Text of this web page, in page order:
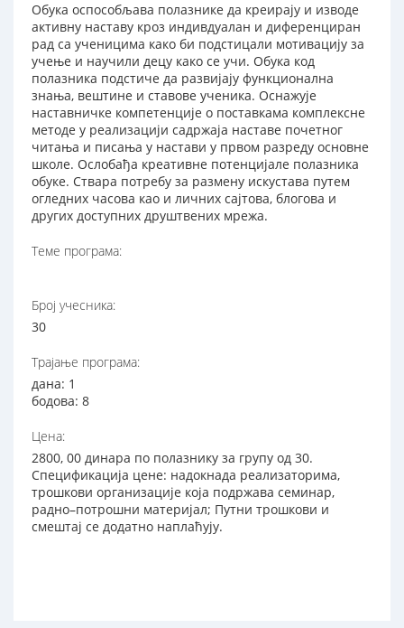
Обука оспособљава полазнике да креирају и изводе
активну наставу кроз индивдуалан и диференциран
рад са ученицима како би подстицали мотивацију за
учење и научили децу како се учи. Обука код
полазника подстиче да развијају функционална
знања, вештине и ставове ученика. Оснажује
наставничке компетенције о поставкама комплексне
методе у реализацији садржаја наставе почетног
читања и писања у настави у првом разреду основне
школе. Ослобађа креативне потенцијале полазника
обуке. Ствара потребу за размену искустава путем
огледних часова као и личних сајтова, блогова и
других доступних друштвених мрежа.
Теме програма:
Број учесника:
30
Трајање програма:
дана: 1
бодова: 8
Цена:
2800, 00 динара по полазнику за групу од 30.
Спецификација цене: надокнада реализаторима,
трошкови организације која подржава семинар,
радно–потрошни материјал; Путни трошкови и
смештај се додатно наплаћују.